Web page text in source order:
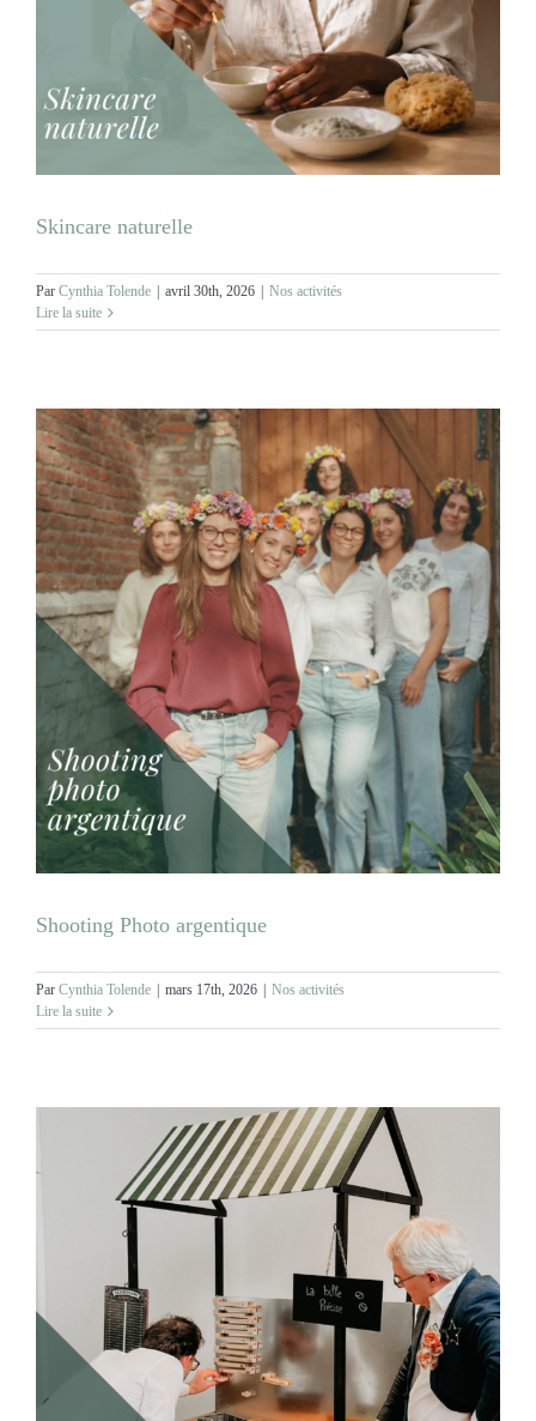
NOS ACTIVITES
CONTACT
Skincare naturelle
Par Cynthia Tolende | avril 30th, 2026 | Nos activités
Lire la suite
Shooting Photo argentique
Par Cynthia Tolende | mars 17th, 2026 | Nos activités
Lire la suite